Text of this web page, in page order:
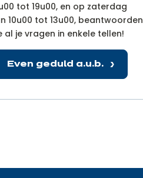
tot 19u00, en op zaterdag
10u00 tot 13u00, beantwoorden
al je vragen in enkele tellen!
Even geduld a.u.b.